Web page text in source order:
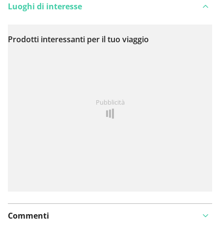
Visualizza sulla mappa
Luoghi di interesse
Prodotti interessanti per il tuo viaggio
Pubblicità
Commenti